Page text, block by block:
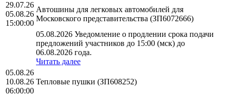
29.07.26
05.08.26
15:00:00
Автошины для легковых автомобилей для
Московского представительства (ЗП6072666)
05.08.2026 Уведомление о продлении срока подачи
предложений участников до 15:00 (мск) до
06.08.2026 года.
Читать далее
05.08.26
10.08.26
06:00:00
Тепловые пушки (ЗП608252)